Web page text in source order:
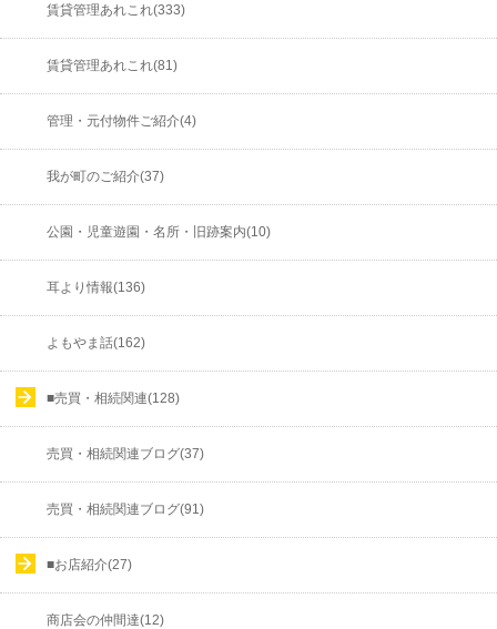
賃貸管理あれこれ(333)
賃貸管理あれこれ(81)
管理・元付物件ご紹介(4)
我が町のご紹介(37)
公園・児童遊園・名所・旧跡案内(10)
耳より情報(136)
よもやま話(162)
■売買・相続関連(128)
売買・相続関連ブログ(37)
売買・相続関連ブログ(91)
■お店紹介(27)
商店会の仲間達(12)